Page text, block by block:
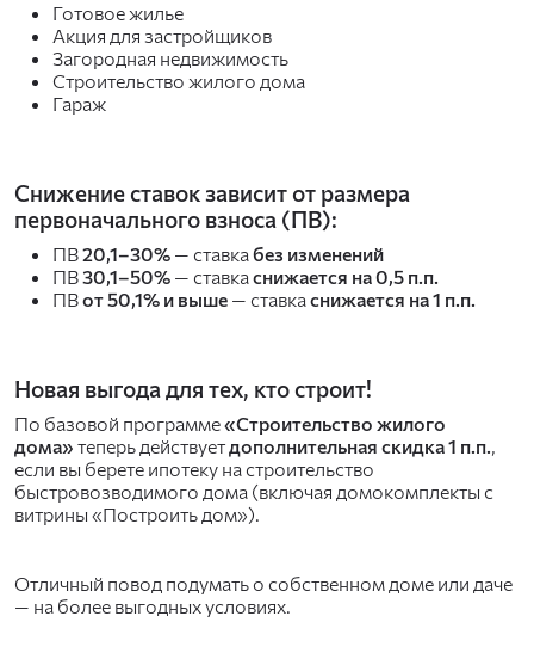
Готовое жилье
Акция для застройщиков
Загородная недвижимость
Строительство жилого дома
Гараж
Снижение ставок зависит от размера
первоначального взноса (ПВ):
ПВ20,1–30% — ставкабез изменений
ПВ30,1–50% — ставкаснижается на 0,5 п.п.
ПВот 50,1% и выше — ставкаснижается на 1 п.п.
Новая выгода для тех, кто строит!
По базовой программе«Строительство жилого
дома» теперь действуетдополнительная скидка 1 п.п.,
если вы берете ипотеку на строительство
быстровозводимого дома (включая домокомплекты с
витрины «Построить дом»).
Отличный повод подумать о собственном доме или даче
— на более выгодных условиях.